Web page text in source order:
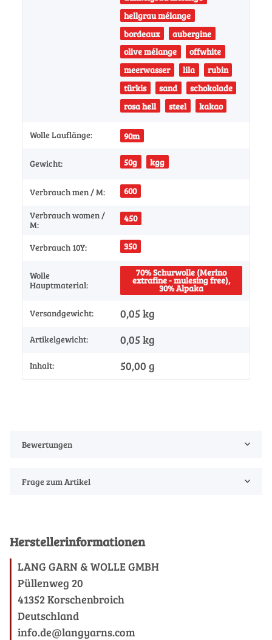
hellgrau mélange
bordeaux
aubergine
olive mélange
offwhite
meerwasser
lila
rubin
türkis
sand
schokolade
rosa hell
steel kakao
Wolle Lauflänge: 90m
Gewicht: 50g kgg
Verbrauch men / M: 600
Verbrauch women /
M:
450
Verbrauch 10Y: 350
Wolle
Hauptmaterial:
70% Schurwolle (Merino
extrafine - mulesing free),
30% Alpaka
Versandgewicht: 0,05 kg
Artikelgewicht: 0,05 kg
Inhalt: 50,00 g
Bewertungen
Frage zum Artikel
Herstellerinformationen
LANG GARN & WOLLE GMBH
Püllenweg 20
41352 Korschenbroich
Deutschland
info.de@langyarns.com